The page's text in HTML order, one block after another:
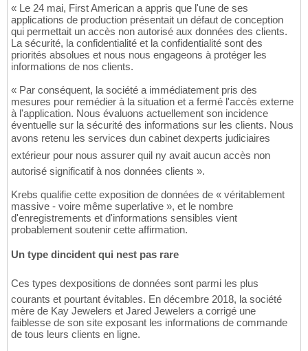
« Le 24 mai, First American a appris que l'une de ses
applications de production présentait un défaut de conception
qui permettait un accès non autorisé aux données des clients.
La sécurité, la confidentialité et la confidentialité sont des
priorités absolues et nous nous engageons à protéger les
informations de nos clients.
« Par conséquent, la société a immédiatement pris des
mesures pour remédier à la situation et a fermé l'accès externe
à l'application. Nous évaluons actuellement son incidence
éventuelle sur la sécurité des informations sur les clients. Nous
avons retenu les services dun cabinet dexperts judiciaires
extérieur pour nous assurer quil ny avait aucun accès non
autorisé significatif à nos données clients ».
Krebs qualifie cette exposition de données de « véritablement
massive - voire même superlative », et le nombre
d'enregistrements et d'informations sensibles vient
probablement soutenir cette affirmation.
Un type dincident qui nest pas rare
Ces types dexpositions de données sont parmi les plus
courants et pourtant évitables. En décembre 2018, la société
mère de Kay Jewelers et Jared Jewelers a corrigé une
faiblesse de son site exposant les informations de commande
de tous leurs clients en ligne.